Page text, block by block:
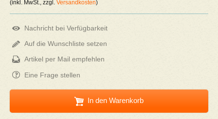
(inkl. MwSt., zzgl.Versandkosten)
Nachricht bei Verfügbarkeit
Auf die Wunschliste setzen
Artikel per Mail empfehlen
Eine Frage stellen
In den Warenkorb